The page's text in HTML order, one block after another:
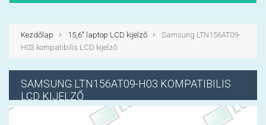
Kezdőlap 15,6" laptop LCD kijelző
Samsung LTN156AT09-
H03 kompatibilis LCD kijelző
SAMSUNG LTN156AT09-H03 KOMPATIBILIS
LCD KIJELZŐ